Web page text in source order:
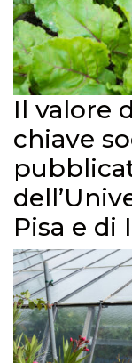
Il valore
chiave
Pisa e di